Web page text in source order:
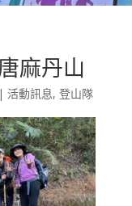
麻丹山
| 活動訊息, 登山隊